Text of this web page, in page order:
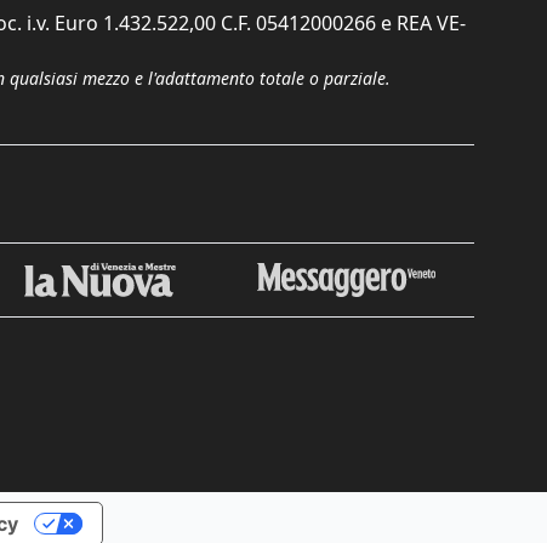
Euro 1.432.522,00 C.F. 05412000266 e REA VE-
mezzo e l'adattamento totale o parziale.